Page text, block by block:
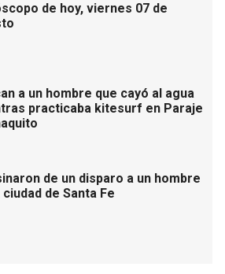
de hoy, viernes 07 de
a un hombre que cayó al agua
practicaba kitesurf en Paraje
de un disparo a un hombre
ciudad de Santa Fe